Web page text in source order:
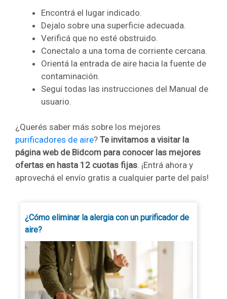
Encontrá el lugar indicado.
Dejalo sobre una superficie adecuada.
Verificá que no esté obstruido.
Conectalo a una toma de corriente cercana.
Orientá la entrada de aire hacia la fuente de
contaminación.
Seguí todas las instrucciones del Manual de
usuario.
¿Querés saber más sobre los mejores
purificadores de aire? Te invitamos a visitar la
página web de Bidcom para conocer las mejores
ofertas en hasta 12 cuotas fijas. ¡Entrá ahora y
aprovechá el envío gratis a cualquier parte del país!
¿Cómo eliminar la alergia con un purificador de
aire?